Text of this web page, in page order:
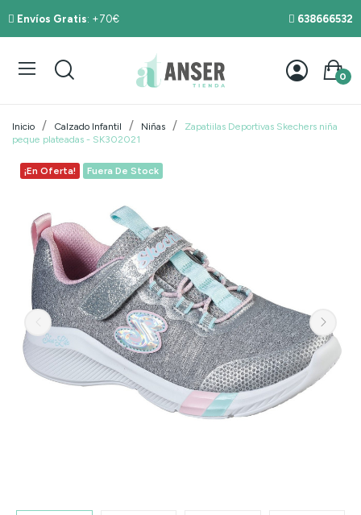
Envíos Gratis: +70€ 638666532
0
Inicio Calzado Infantil Niñas
Zapatiilas Deportivas Skechers niña
peque plateadas - SK302021
¡En Oferta! Fuera De Stock